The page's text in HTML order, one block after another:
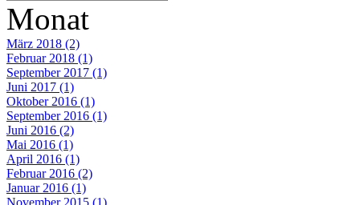
Monat
März 2018 (2)
Februar 2018 (1)
September 2017 (1)
Juni 2017 (1)
Oktober 2016 (1)
September 2016 (1)
Juni 2016 (2)
Mai 2016 (1)
April 2016 (1)
Februar 2016 (2)
Januar 2016 (1)
November 2015 (1)